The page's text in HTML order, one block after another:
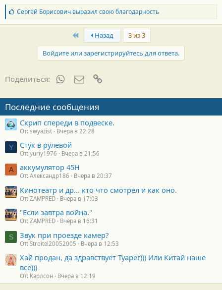
Б
л
а
о
т
и
:
Сергей Борисовичвыразил свою благодарность
First Назад
3 из 3
Войдите или зарегистрируйтесь для ответа.
Поделиться: WhatsAppЭлектронная почта
Последние сообщения
Скрип спереди в подвеске.
От: swyazist Вчера в 22:28
Y Стук в рулевой
От: yuriy1976 Вчера в 21:56
А аккумулятор 45H
От: Александр186 Вчера в 20:37
Кинотеатр и др... кто что смотрел и как оно.
От: ZAMPRED Вчера в 17:03
"Если завтра война."
От: ZAMPRED Вчера в 16:31
S Звук при проезде камер?
От: Stroitel20052005 Вчера в 12:53
Хай продан, да здравствует Туарег))) Или Китай наше
всё)))
От: Карлсон Вчера в 12:19